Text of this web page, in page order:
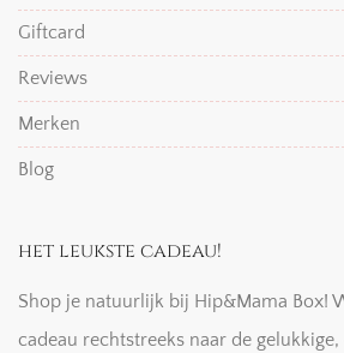
Giftcard
Reviews
Merken
Blog
het leukste cadeau!
Shop je natuurlijk bij Hip&Mama Box!
cadeau rechtstreeks naar de